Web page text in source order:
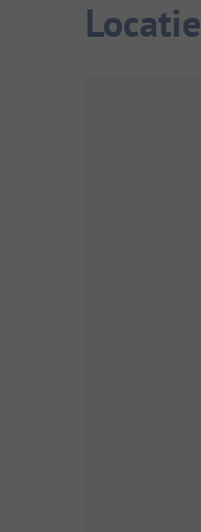
Locatie